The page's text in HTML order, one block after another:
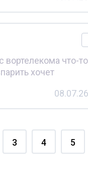
вортелекома что-
хочет
08.07.26
3 4 5